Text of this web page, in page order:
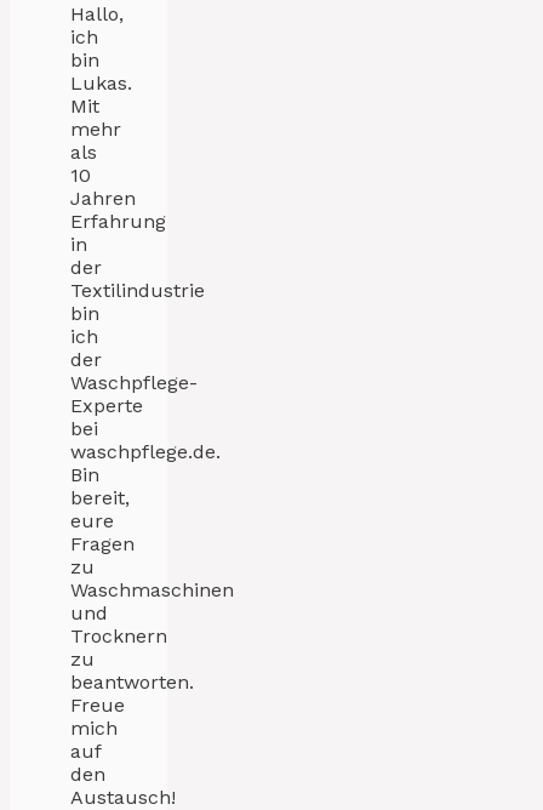
Hallo,
ich
bin
Lukas.
Mit
mehr
als
10
Jahren
Erfahrung
in
der
Textilindustrie
bin
ich
der
Waschpflege-
Experte
bei
waschpflege.de.
Bin
bereit,
eure
Fragen
zu
Waschmaschinen
und
Trocknern
zu
beantworten.
Freue
mich
auf
den
Austausch!